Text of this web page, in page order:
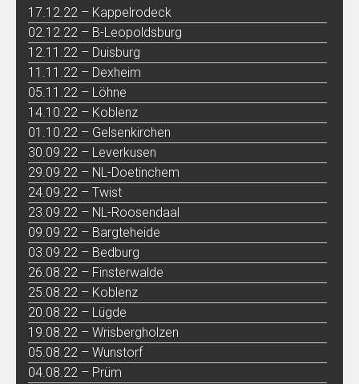
17.12.22 – Kappelrodeck
02.12.22 – B-Leopoldsburg
12.11.22 – Duisburg
11.11.22 – Dexheim
05.11.22 – Löhne
14.10.22 – Koblenz
01.10.22 – Gelsenkirchen
30.09.22 – Leverkusen
29.09.22 – NL-Doetinchem
24.09.22 – Twist
23.09.22 – NL-Roosendaal
09.09.22 – Bargteheide
03.09.22 – Bedburg
26.08.22 – Finsterwalde
25.08.22 – Koblenz
20.08.22 – Lügde
19.08.22 – Wrisbergholzen
05.08.22 – Wunstorf
04.08.22 – Prüm